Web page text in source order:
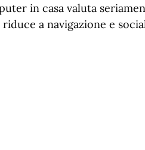
in casa valuta
riduce a navigazione e